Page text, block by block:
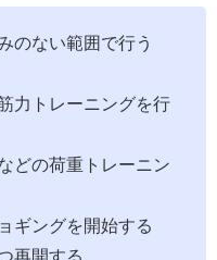
のない範囲で行う
力トレーニングを行
どの荷重トレーニン
ギングを開始する
再開する